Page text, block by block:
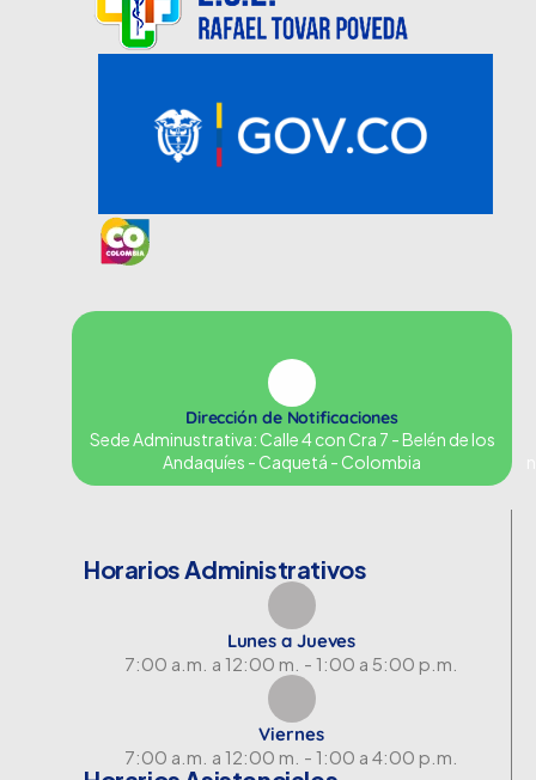
Dirección de Notificaciones
Sede Adminustrativa: Calle 4 con Cra 7 - Belén de los
Andaquíes - Caquetá - Colombia
Horarios Administrativos
Lunes a Jueves
7:00 a.m. a 12:00 m. - 1:00 a 5:00 p.m.
Viernes
7:00 a.m. a 12:00 m. - 1:00 a 4:00 p.m.